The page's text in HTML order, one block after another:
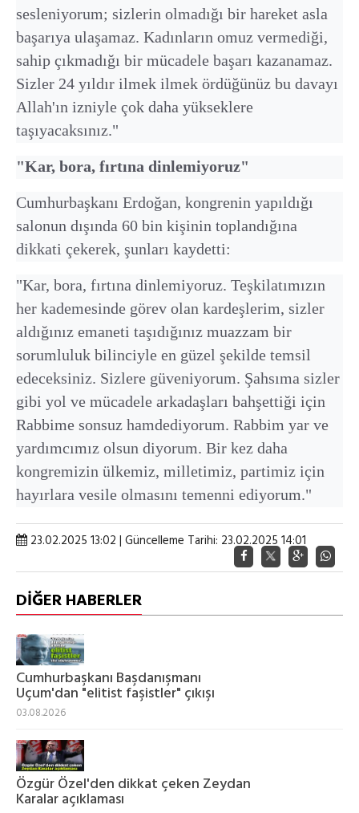
sesleniyorum; sizlerin olmadığı bir hareket asla
başarıya ulaşamaz. Kadınların omuz vermediği,
sahip çıkmadığı bir mücadele başarı kazanamaz.
Sizler 24 yıldır ilmek ilmek ördüğünüz bu davayı
Allah'ın izniyle çok daha yükseklere
taşıyacaksınız."
"Kar, bora, fırtına dinlemiyoruz"
Cumhurbaşkanı Erdoğan, kongrenin yapıldığı
salonun dışında 60 bin kişinin toplandığına
dikkati çekerek, şunları kaydetti:
"Kar, bora, fırtına dinlemiyoruz. Teşkilatımızın
her kademesinde görev olan kardeşlerim, sizler
aldığınız emaneti taşıdığınız muazzam bir
sorumluluk bilinciyle en güzel şekilde temsil
edeceksiniz. Sizlere güveniyorum. Şahsıma sizler
gibi yol ve mücadele arkadaşları bahşettiği için
Rabbime sonsuz hamdediyorum. Rabbim yar ve
yardımcımız olsun diyorum. Bir kez daha
kongremizin ülkemiz, milletimiz, partimiz için
hayırlara vesile olmasını temenni ediyorum."
23.02.2025 13:02 | Güncelleme Tarihi: 23.02.2025 14:01
DİĞER HABERLER
Cumhurbaşkanı Başdanışmanı
Uçum'dan "elitist faşistler" çıkışı
03.08.2026
Özgür Özel'den dikkat çeken Zeydan
Karalar açıklaması